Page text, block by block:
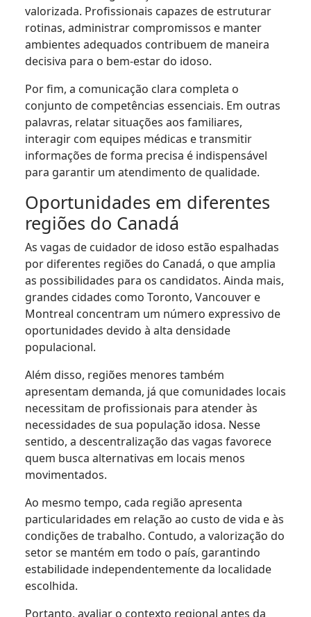
valorizada. Profissionais capazes de estruturar
rotinas, administrar compromissos e manter
ambientes adequados contribuem de maneira
decisiva para o bem-estar do idoso.
Por fim, a comunicação clara completa o
conjunto de competências essenciais. Em outras
palavras, relatar situações aos familiares,
interagir com equipes médicas e transmitir
informações de forma precisa é indispensável
para garantir um atendimento de qualidade.
Oportunidades em diferentes
regiões do Canadá
As vagas de cuidador de idoso estão espalhadas
por diferentes regiões do Canadá, o que amplia
as possibilidades para os candidatos. Ainda mais,
grandes cidades como Toronto, Vancouver e
Montreal concentram um número expressivo de
oportunidades devido à alta densidade
populacional.
Além disso, regiões menores também
apresentam demanda, já que comunidades locais
necessitam de profissionais para atender às
necessidades de sua população idosa. Nesse
sentido, a descentralização das vagas favorece
quem busca alternativas em locais menos
movimentados.
Ao mesmo tempo, cada região apresenta
particularidades em relação ao custo de vida e às
condições de trabalho. Contudo, a valorização do
setor se mantém em todo o país, garantindo
estabilidade independentemente da localidade
escolhida.
Portanto, avaliar o contexto regional antes da